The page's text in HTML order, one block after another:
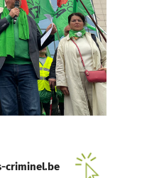
criminel.be